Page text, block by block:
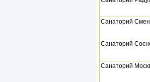
Санаторий
Санаторий
Санаторий